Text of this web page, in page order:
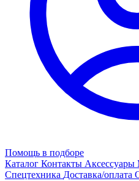
Помощь в подборе
Каталог Контакты Аксессуары
Спецтехника Доставка/оплата